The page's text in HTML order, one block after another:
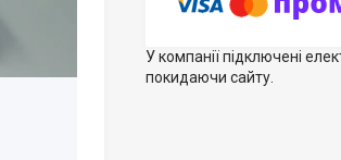
У компанії підключені
покидаючи сайту.